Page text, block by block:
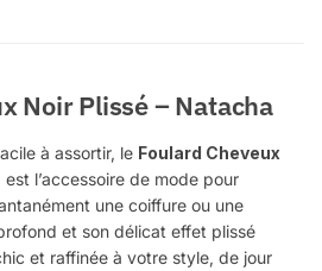
Noir Plissé – Natacha
à assortir, le Foulard Cheveux
est l’accessoire de mode pour
une coiffure ou une
et son délicat effet plissé
et raffinée à votre style, de jour